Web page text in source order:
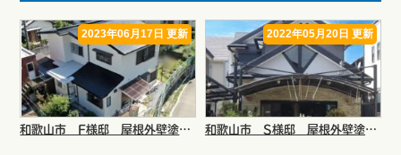
2023年06月17日 更新
和歌山市 F様邸 屋根外壁塗装リフォーム工事
2022年05月20日 更新
和歌山市 S様邸 屋根外壁塗装リフォーム工事